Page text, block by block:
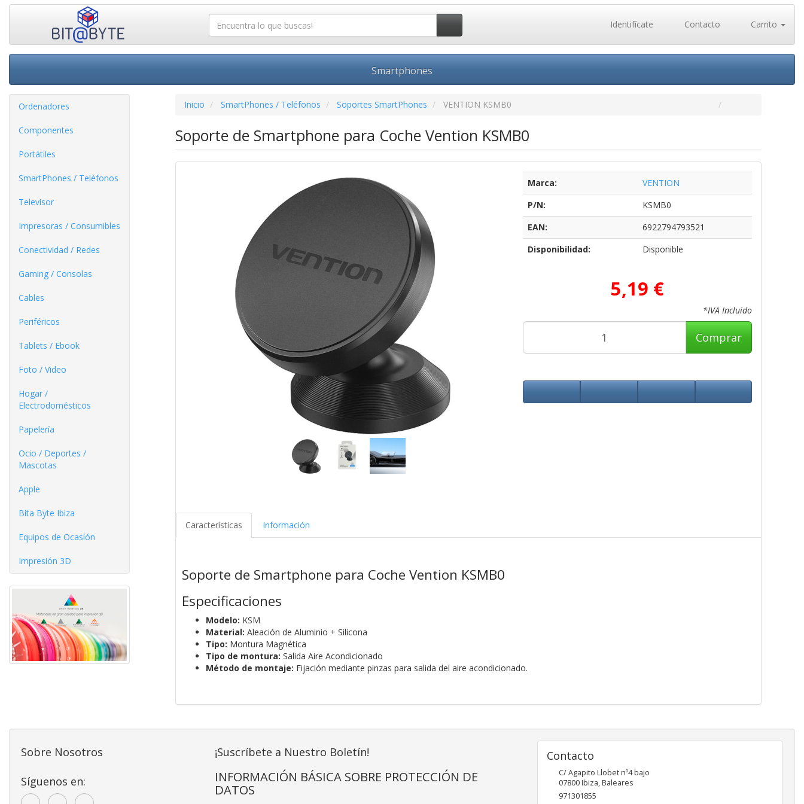
Identifícate Contacto Carrito
Smartphones
Ordenadores
Componentes
Portátiles
SmartPhones / Teléfonos
Televisor
Impresoras / Consumibles
Conectividad / Redes
Gaming / Consolas
Cables
Periféricos
Tablets / Ebook
Foto / Video
Hogar /
Electrodomésticos
Papelería
Ocio / Deportes /
Mascotas
Apple
Bita Byte Ibiza
Equipos de Ocasíón
Impresión 3D
Inicio SmartPhones / Teléfonos Soportes SmartPhones VENTION KSMB0
Soporte de Smartphone para Coche Vention KSMB0
Marca:
VENTION
P/N:
KSMB0
EAN:
6922794793521
Disponibilidad:
Disponible
5,19 €
*IVA Incluido
Comprar
Características Información
Soporte de Smartphone para Coche Vention KSMB0
Especificaciones
Modelo: KSM
Material: Aleación de Aluminio + Silicona
Tipo: Montura Magnética
Tipo de montura: Salida Aire Acondicionado
Método de montaje: Fijación mediante pinzas para salida del aire acondicionado.
Sobre Nosotros
Síguenos en:
¡Suscríbete a Nuestro Boletín!
INFORMACIÓN BÁSICA SOBRE PROTECCIÓN DE
DATOS
Contacto
C/ Agapito Llobet nº4 bajo
07800Ibiza,Baleares
971301855